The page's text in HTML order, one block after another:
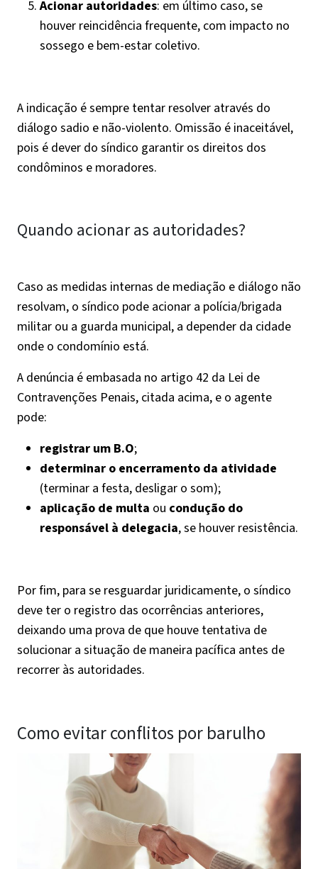
Acionar autoridades: em último caso, se
houver reincidência frequente, com impacto no
sossego e bem-estar coletivo.
A indicação é sempre tentar resolver através do
diálogo sadio e não-violento. Omissão é inaceitável,
pois é dever do síndico garantir os direitos dos
condôminos e moradores.
Quando acionar as autoridades?
Caso as medidas internas de mediação e diálogo não
resolvam, o síndico pode acionar a polícia/brigada
militar ou a guarda municipal, a depender da cidade
onde o condomínio está.
A denúncia é embasada no artigo 42 da Lei de
Contravenções Penais, citada acima, e o agente
pode:
registrar um B.O;
determinar o encerramento da atividade
(terminar a festa, desligar o som);
aplicação de multa ou condução do
responsável à delegacia, se houver resistência.
Por fim, para se resguardar juridicamente, o síndico
deve ter o registro das ocorrências anteriores,
deixando uma prova de que houve tentativa de
solucionar a situação de maneira pacífica antes de
recorrer às autoridades.
Como evitar conflitos por barulho